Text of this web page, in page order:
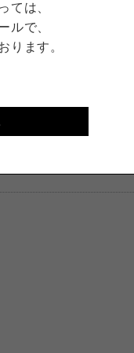
ては、
ルで、
ります。